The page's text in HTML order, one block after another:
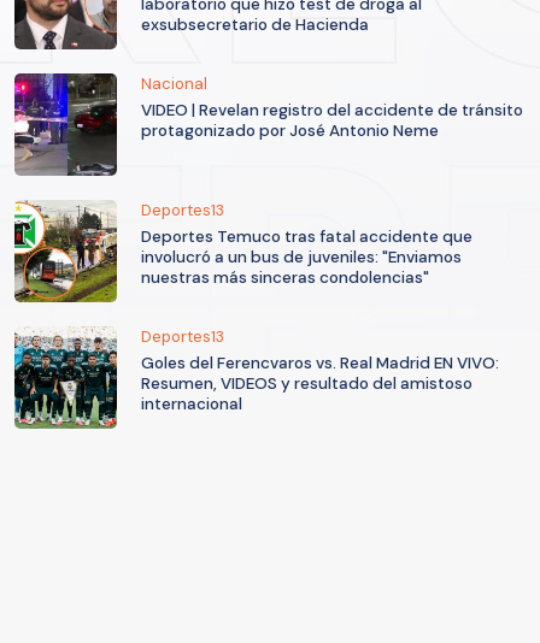
laboratorio que hizo test de droga al
exsubsecretario de Hacienda
Nacional
VIDEO | Revelan registro del accidente de tránsito
protagonizado por José Antonio Neme
Deportes13
Deportes Temuco tras fatal accidente que
involucró a un bus de juveniles: "Enviamos
nuestras más sinceras condolencias"
Deportes13
Goles del Ferencvaros vs. Real Madrid EN VIVO:
Resumen, VIDEOS y resultado del amistoso
internacional